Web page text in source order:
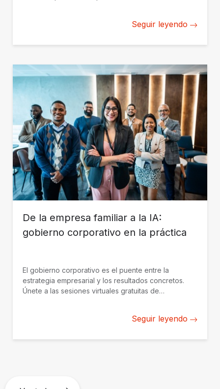
Seguir leyendo
De la empresa familiar a la IA:
gobierno corporativo en la práctica
El gobierno corporativo es el puente entre la
estrategia empresarial y los resultados concretos.
Únete a las sesiones virtuales gratuitas de
Seguir leyendo